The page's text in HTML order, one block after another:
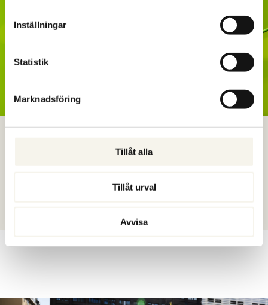
Inställningar
Statistik
Marknadsföring
Tillåt alla
Tillåt urval
Avvisa
Ett kvalificerat stöd för chefer och ledare som vill navigera klokt i
forskningsbaserat och anpassat efter er verklighet.